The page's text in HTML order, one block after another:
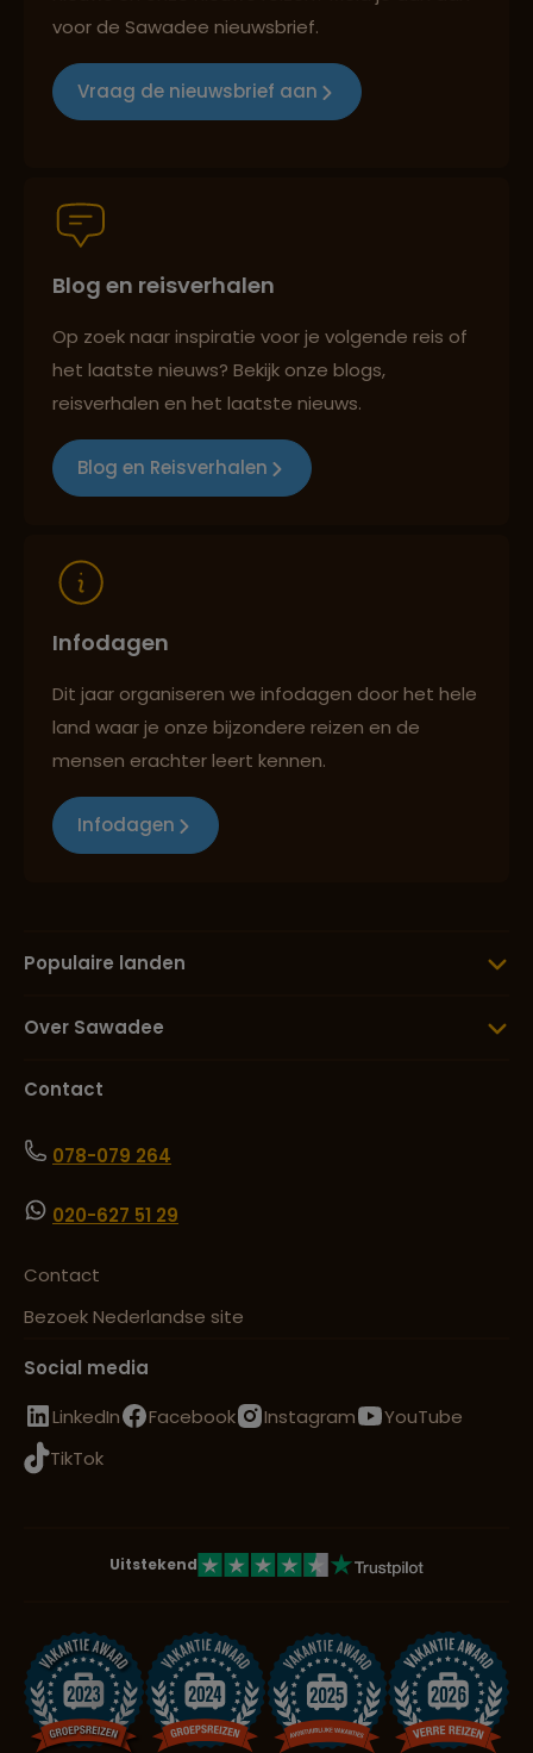
Groepsreizen mét indivuele vrijheid
Best beoordeelde reisroutes
Reizen met oog voor mens, cultuur en milieu
voor de Sawadee nieuwsbrief.
Vraag de nieuwsbrief aan
Blog en reisverhalen
Op zoek naar inspiratie voor je volgende reis of
het laatste nieuws? Bekijk onze blogs,
reisverhalen en het laatste nieuws.
Blog en Reisverhalen
Infodagen
Dit jaar organiseren we infodagen door het hele
land waar je onze bijzondere reizen en de
mensen erachter leert kennen.
Infodagen
Populaire landen
Over Sawadee
Contact
078-079 264
020-627 51 29
Contact
Bezoek Nederlandse site
Social media
LinkedIn
Facebook Instagram
YouTube
TikTok
Uitstekend